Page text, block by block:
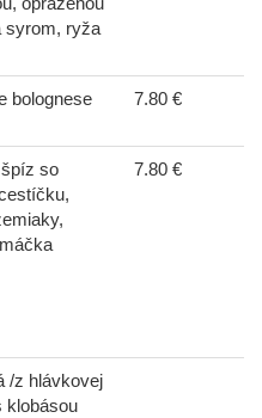
syrom, ryža
bolognese
7.80 €
so
7.80 €
/z hlávkovej
klobásou